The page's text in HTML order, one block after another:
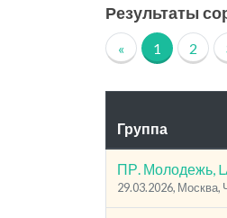
Результаты
« 1 2
Группа
ПР. Молодежь,
29.03.2026, Москва,